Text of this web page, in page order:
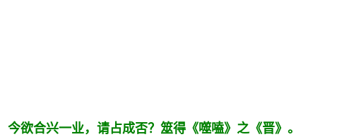
欲合兴一业，请占成否？筮得《噬嗑》之《晋》。